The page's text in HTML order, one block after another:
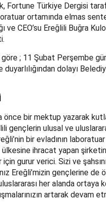
Fortune Türkiye Dergisi
ortamında elmas
CEO’su Ereğlili Buğra
; 11 Şubat Perşembe
dolayı
önce bir mektup yazarak
ulusal ve
bir evladının
ihracat yapan
gurur verici. Sizi ve
Ereğli’mizin gençlerine de
her alanda ortaya
artarak devam